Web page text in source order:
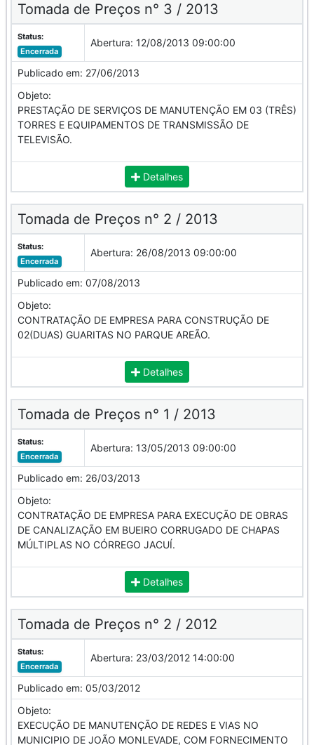
Tomada de Preços n° 3 / 2013
Status:
Encerrada
Abertura: 12/08/2013 09:00:00
Publicado em: 27/06/2013
Objeto:
PRESTAÇÃO DE SERVIÇOS DE MANUTENÇÃO EM 03 (TRÊS)
TORRES E EQUIPAMENTOS DE TRANSMISSÃO DE
TELEVISÃO.
Detalhes
Tomada de Preços n° 2 / 2013
Status:
Encerrada
Abertura: 26/08/2013 09:00:00
Publicado em: 07/08/2013
Objeto:
CONTRATAÇÃO DE EMPRESA PARA CONSTRUÇÃO DE
02(DUAS) GUARITAS NO PARQUE AREÃO.
Detalhes
Tomada de Preços n° 1 / 2013
Status:
Encerrada
Abertura: 13/05/2013 09:00:00
Publicado em: 26/03/2013
Objeto:
CONTRATAÇÃO DE EMPRESA PARA EXECUÇÃO DE OBRAS
DE CANALIZAÇÃO EM BUEIRO CORRUGADO DE CHAPAS
MÚLTIPLAS NO CÓRREGO JACUÍ.
Detalhes
Tomada de Preços n° 2 / 2012
Status:
Encerrada
Abertura: 23/03/2012 14:00:00
Publicado em: 05/03/2012
Objeto:
EXECUÇÃO DE MANUTENÇÃO DE REDES E VIAS NO
MUNICIPIO DE JOÃO MONLEVADE, COM FORNECIMENTO